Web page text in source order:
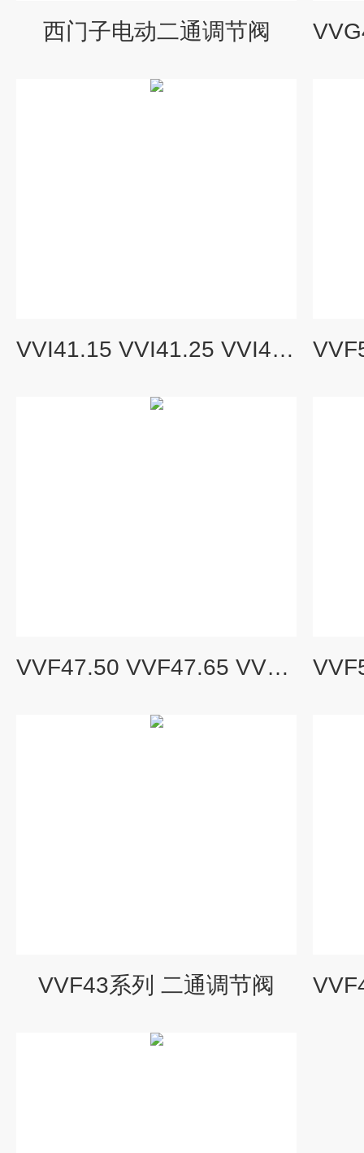
西门子电动二通调节阀
VVI41.15 VVI41.25 VVI41.32 VVI41.40 VVI41.50VVI41系列二通调节阀
VVF47.50 VVF47.65 VVF47.80 VVF47.100 VVF47.150VVF47系列 二通调节阀
VVF43系列 二通调节阀